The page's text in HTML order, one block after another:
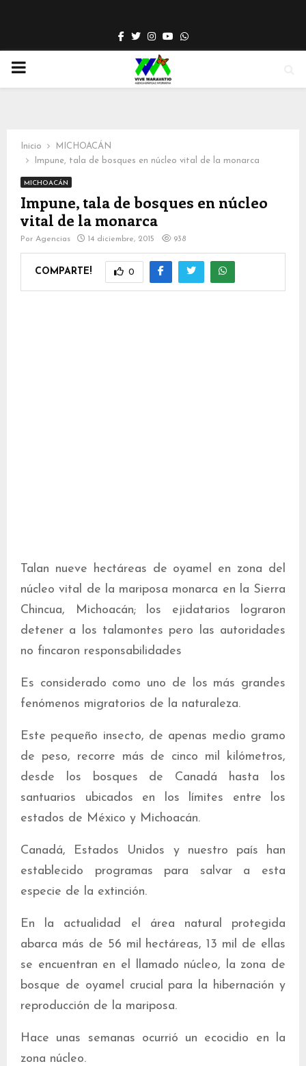
Facebook
TwitterInstagram
YoutubeWhatsapp
PRIMARY
Inicio
MICHOACÁN
Impune, tala de bosques en núcleo vital de la monarca
MICHOACÁN
Impune, tala de bosques en núcleo
vital de la monarca
Por Agencias 14 diciembre, 2015 938
COMPARTE! 0
Talan nueve hectáreas de oyamel en zona del
núcleo vital de la mariposa monarca en la Sierra
Chincua, Michoacán; los ejidatarios lograron
detener a los talamontes pero las autoridades
no fincaron responsabilidades
Es considerado como uno de los más grandes
fenómenos migratorios de la naturaleza.
Este pequeño insecto, de apenas medio gramo
de peso, recorre más de cinco mil kilómetros,
desde los bosques de Canadá hasta los
santuarios ubicados en los límites entre los
estados de México y Michoacán.
Canadá, Estados Unidos y nuestro país han
establecido programas para salvar a esta
especie de la extinción.
En la actualidad el área natural protegida
abarca más de 56 mil hectáreas, 13 mil de ellas
se encuentran en el llamado núcleo, la zona de
bosque de oyamel crucial para la hibernación y
reproducción de la mariposa.
Hace unas semanas ocurrió un ecocidio en la
zona núcleo.